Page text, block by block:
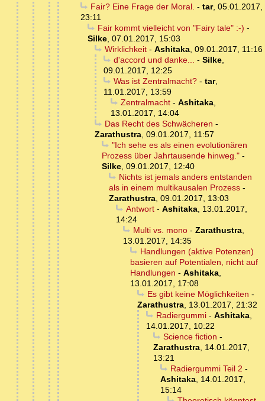
Fair? Eine Frage der Moral. - tar, 05.01.2017,
23:11
Fair kommt vielleicht von "Fairy tale" :-) -
Silke, 07.01.2017, 15:03
Wirklichkeit- Ashitaka, 09.01.2017, 11:16
d'accord und danke... - Silke,
09.01.2017, 12:25
Was ist Zentralmacht?- tar,
11.01.2017, 13:59
Zentralmacht- Ashitaka,
13.01.2017, 14:04
Das Recht des Schwächeren -
Zarathustra, 09.01.2017, 11:57
"Ich sehe es als einen evolutionären
Prozess über Jahrtausende hinweg." -
Silke, 09.01.2017, 12:40
Nichts ist jemals anders entstanden
als in einem multikausalen Prozess -
Zarathustra, 09.01.2017, 13:03
Antwort- Ashitaka, 13.01.2017,
14:24
Multi vs. mono- Zarathustra,
13.01.2017, 14:35
Handlungen (aktive Potenzen)
basieren auf Potentialen, nicht auf
Handlungen - Ashitaka,
13.01.2017, 17:08
Es gibt keine Möglichkeiten -
Zarathustra, 13.01.2017, 21:32
Radiergummi- Ashitaka,
14.01.2017, 10:22
Science fiction -
Zarathustra, 14.01.2017,
13:21
Radiergummi Teil 2 -
Ashitaka, 14.01.2017,
15:14